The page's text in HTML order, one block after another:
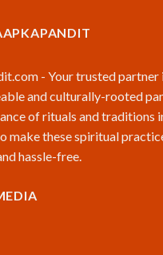
- Your trusted
and culturally-rooted
of rituals and traditions
make these spiritual
hassle-free.